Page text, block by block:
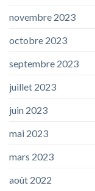
novembre 2023
octobre 2023
septembre 2023
juillet 2023
juin 2023
mai 2023
mars 2023
août 2022